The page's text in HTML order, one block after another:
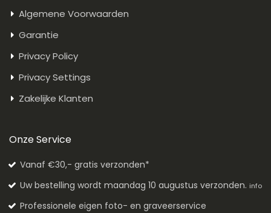
Algemene Voorwaarden
Garantie
Privacy Policy
Privacy Settings
Zakelijke Klanten
Onze Service
Vanaf €30,- gratis verzonden*
Uw bestelling wordt maandag 10 augustus verzonden. info
Professionele eigen foto- en graveerservice